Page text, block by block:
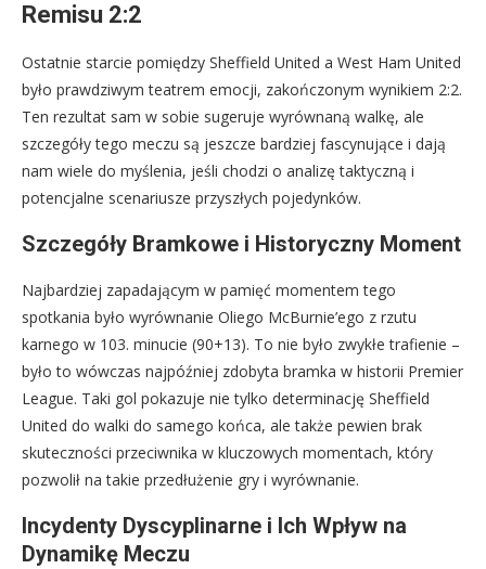
Remisu 2:2
Ostatnie starcie pomiędzy Sheffield United a West Ham United
było prawdziwym teatrem emocji, zakończonym wynikiem 2:2.
Ten rezultat sam w sobie sugeruje wyrównaną walkę, ale
szczegóły tego meczu są jeszcze bardziej fascynujące i dają
nam wiele do myślenia, jeśli chodzi o analizę taktyczną i
potencjalne scenariusze przyszłych pojedynków.
Szczegóły Bramkowe i Historyczny Moment
Najbardziej zapadającym w pamięć momentem tego
spotkania było wyrównanie Oliego McBurnie’ego z rzutu
karnego w 103. minucie (90+13). To nie było zwykłe trafienie –
było to wówczas najpóźniej zdobyta bramka w historii Premier
League. Taki gol pokazuje nie tylko determinację Sheffield
United do walki do samego końca, ale także pewien brak
skuteczności przeciwnika w kluczowych momentach, który
pozwolił na takie przedłużenie gry i wyrównanie.
Incydenty Dyscyplinarne i Ich Wpływ na
Dynamikę Meczu